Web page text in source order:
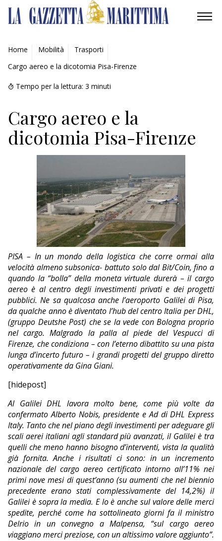
AMBIENTE
MOBILITÀ
INDUSTRIA
RICERCA
ECONOMIA
CULTURA
NAUTICA
EDITORIALI
Home Mobilità
Trasporti
Cargo aereo e la dicotomia Pisa-Firenze
Tempo per la lettura: 3 minuti
Cargo aereo e la
dicotomia Pisa-Firenze
PISA – In un mondo della logistica che corre ormai alla
velocità almeno subsonica- battuto solo dal Bit/Coin, fino a
quando la “bolla” della moneta virtuale durerà – il cargo
aereo è al centro degli investimenti privati e dei progetti
pubblici. Ne sa qualcosa anche l’aeroporto Galilei di Pisa,
da qualche anno è diventato l’hub del centro Italia per DHL,
(gruppo Deutshe Post) che se la vede con Bologna proprio
nel cargo. Malgrado la palla al piede del Vespucci di
Firenze, che condiziona – con l’eterno dibattito su una pista
lunga d’incerto futuro – i grandi progetti del gruppo diretto
operativamente da Gina Giani.
[hidepost]
Al Galilei DHL lavora molto bene, come più volte da
confermato Alberto Nobis, presidente e Ad di DHL Express
Italy. Tanto che nel piano degli investimenti per adeguare gli
scali aerei italiani agli standard più avanzati, il Galilei è tra
quelli che meno hanno bisogno d’interventi, vista la qualità
già fornita. Anche i risultati ci sono: in un incremento
nazionale del cargo aereo certificato intorno all’11% nei
primi nove mesi di quest’anno (su aumenti che nel biennio
precedente erano stati complessivamente del 14,2%) il
Galilei è sopra la media. E lo è anche sul valore delle merci
spedite, perché come ha sottolineato giorni fa il ministro
Delrio in un convegno a Malpensa, “sul cargo aereo
viaggiano merci preziose, con un altissimo valore aggiunto”.